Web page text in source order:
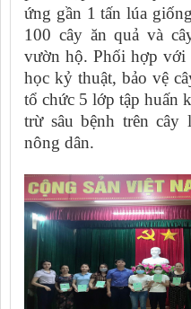
ứng gần 1 tấn lúa
100 cây ăn quả và
vườn hộ. Phối hợp với
học kỷ thuật, bảo vệ
tổ chức 5 lớp tập huấn
trừ sâu bệnh trên
nông dân.